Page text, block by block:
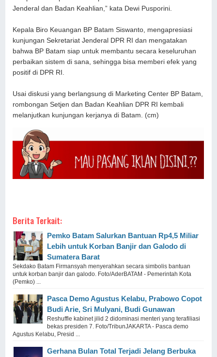
Jenderal dan Badan Keahlian,” kata Dewi Pusporini.
Kepala Biro Keuangan BP Batam Siswanto, mengapresiasi
kunjungan Sekretariat Jenderal DPR RI dan mengatakan
bahwa BP Batam siap untuk membantu secara keseluruhan
perbaikan sistem di sana, sehingga bisa memberi efek yang
positif di DPR RI.
Usai diskusi yang berlangsung di Marketing Center BP Batam,
rombongan Setjen dan Badan Keahlian DPR RI kembali
melanjutkan kunjungan kerjanya di Batam. (cm)
Berita Terkait:
Pemko Batam Salurkan Bantuan Rp4,5 Miliar
Lebih untuk Korban Banjir dan Galodo di
Sumatera Barat
Sekdako Batam Firmansyah menyerahkan secara simbolis bantuan
untuk korban banjir dan galodo. Foto/AderBATAM - Pemerintah Kota
(Pemko) ...
Pasca Demo Agustus Kelabu, Prabowo Copot
Budi Arie, Sri Mulyani, Budi Gunawan
Reshuffle kabinet jilid 2 didominasi menteri yang terafiliasi
bekas presiden 7. Foto/TribunJAKARTA - Pasca demo
Agustus Kelabu, Presid ...
Gerhana Bulan Total Terjadi Jelang Berbuka